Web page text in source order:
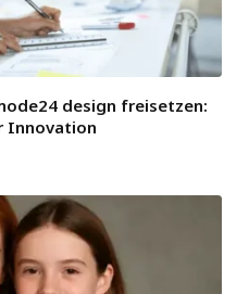
design freisetzen:
Innovation